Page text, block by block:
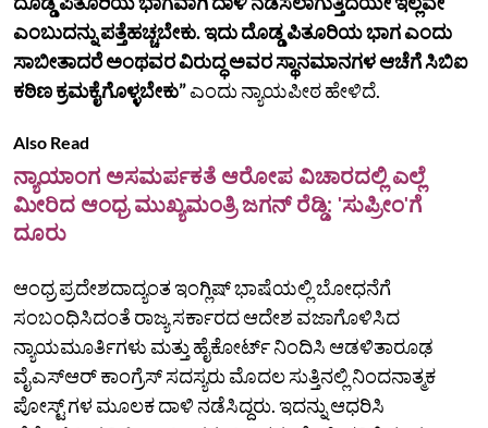
ಎಂಬುದನ್ನು ಪತ್ತೆಹಚ್ಚಬೇಕು. ಇದು ದೊಡ್ಡ ಪಿತೂರಿಯ ಭಾಗ ಎಂದು
ಸಾಬೀತಾದರೆ ಅಂಥವರ ವಿರುದ್ಧ ಅವರ ಸ್ಥಾನಮಾನಗಳ ಆಚೆಗೆ ಸಿಬಿಐ
ಕಠಿಣ ಕ್ರಮಕೈಗೊಳ್ಳಬೇಕು”ಎಂದು ನ್ಯಾಯಪೀಠ ಹೇಳಿದೆ.
Also Read
ನ್ಯಾಯಾಂಗ ಅಸಮರ್ಪಕತೆ ಆರೋಪ ವಿಚಾರದಲ್ಲಿ ಎಲ್ಲೆ
ಮೀರಿದ ಆಂಧ್ರ ಮುಖ್ಯಮಂತ್ರಿ ಜಗನ್ ರೆಡ್ಡಿ: 'ಸುಪ್ರೀಂ'ಗೆ
ದೂರು
ಆಂಧ್ರ ಪ್ರದೇಶದಾದ್ಯಂತ ಇಂಗ್ಲಿಷ್ ಭಾಷೆಯಲ್ಲಿ ಬೋಧನೆಗೆ
ಸಂಬಂಧಿಸಿದಂತೆ ರಾಜ್ಯ ಸರ್ಕಾರದ ಆದೇಶ ವಜಾಗೊಳಿಸಿದ
ನ್ಯಾಯಮೂರ್ತಿಗಳು ಮತ್ತು ಹೈಕೋರ್ಟ್ ನಿಂದಿಸಿ ಆಡಳಿತಾರೂಢ
ವೈಎಸ್‌ಆರ್ ಕಾಂಗ್ರೆಸ್ ಸದಸ್ಯರು ಮೊದಲ ಸುತ್ತಿನಲ್ಲಿ ನಿಂದನಾತ್ಮಕ
ಪೋಸ್ಟ್ ಗಳ ಮೂಲಕ ದಾಳಿ ನಡೆಸಿದ್ದರು. ಇದನ್ನು ಆಧರಿಸಿ